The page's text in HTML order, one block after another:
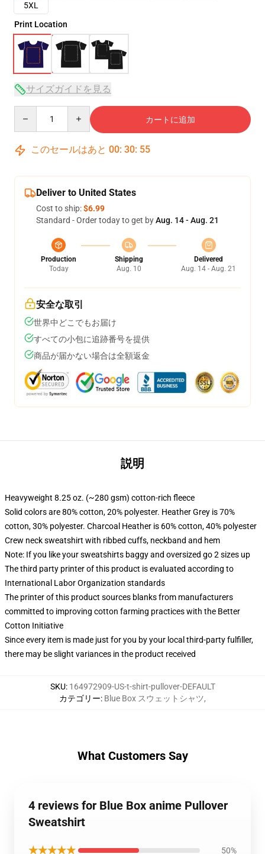
5XL
Print Location
サイズガイドを見る
カートに追加
このセールはあと 00: 30: 54
Deliver to United States
Cost to ship:$6.99
Standard - Order today to get byAug. 14 - Aug. 21
Production
Today
Shipping
Aug. 10
Delivered
Aug. 14 - Aug. 21
安全な取引
世界中どこでもお届け
すべての小包に追跡番号を提供
商品が届かない場合は全額返金
説明
Heavyweight 8.25 oz. (~280 gsm) cotton-rich fleece
Solid colors are 80% cotton, 20% polyester. Heather Grey is 70%
cotton, 30% polyester. Charcoal Heather is 60% cotton, 40% polyester
Crew neck sweatshirt with ribbed cuffs, neckband and hem
Note: If you like your sweatshirts baggy and oversized go 2 sizes up
The third party printer of this product is evaluated according to
International Labor Organization standards
The printer of this product sources blanks from manufacturers
committed to improving cotton farming practices with the Better
Cotton Initiative
Since every item is made just for you by your local third-party fulfiller,
there may be slight variances in the product received
SKU: 164972909-US-t-shirt-pullover-DEFAULT
カテゴリー: Blue Box スウェットシャツ,
What Customers Say
4 reviews for Blue Box anime Pullover
Sweatshirt
★★★★★ 50%